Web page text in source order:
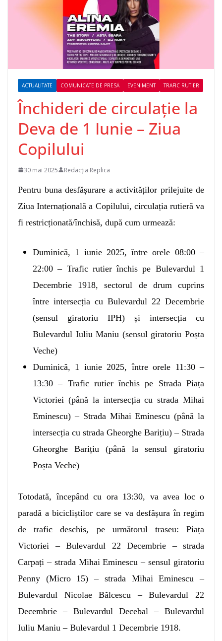
ACTUALITATE COMUNICATE DE PRESĂ EVENIMENT TRAFIC RUTIER
Închideri de circulație la
Deva de 1 Iunie – Ziua
Copilului
30 mai 2025 Redacția Replica
Pentru buna desfășurare a activităților prilejuite de
Ziua Internațională a Copilului, circulația rutieră va
fi restricționată/închisă, după cum urmează:
Duminică, 1 iunie 2025, între orele 08:00 –
22:00 – Trafic rutier închis pe Bulevardul 1
Decembrie 1918, sectorul de drum cuprins
între intersecția cu Bulevardul 22 Decembrie
(sensul giratoriu IPH) și intersecția cu
Bulevardul Iuliu Maniu (sensul giratoriu Poșta
Veche)
Duminică, 1 iunie 2025, între orele 11:30 –
13:30 – Trafic rutier închis pe Strada Piața
Victoriei (până la intersecția cu strada Mihai
Eminescu) – Strada Mihai Eminescu (până la
intersecția cu strada Gheorghe Barițiu) – Strada
Gheorghe Barițiu (până la sensul giratoriu
Poșta Veche)
Totodată, începând cu ora 13:30, va avea loc o
paradă a bicicliștilor care se va desfășura în regim
de trafic deschis, pe următorul traseu: Piața
Victoriei – Bulevardul 22 Decembrie – strada
Carpați – strada Mihai Eminescu – sensul giratoriu
Penny (Micro 15) – strada Mihai Eminescu –
Bulevardul Nicolae Bălcescu – Bulevardul 22
Decembrie – Bulevardul Decebal – Bulevardul
Iuliu Maniu – Bulevardul 1 Decembrie 1918.